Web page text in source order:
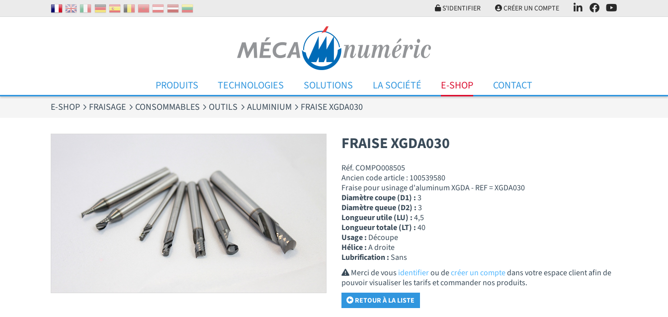
S'IDENTIFIER CRÉER UN COMPTE
PRODUITS TECHNOLOGIES SOLUTIONS LA SOCIÉTÉ E-SHOP CONTACT
E-SHOP FRAISAGE CONSOMMABLES OUTILS ALUMINIUM FRAISE XGDA030
FRAISE XGDA030
Réf. COMPO008505
Ancien code article : 100539580
Fraise pour usinage d'aluminum XGDA - REF = XGDA030
Diamètre coupe (D1) :3
Diamètre queue (D2) :3
Longueur utile (LU) :4,5
Longueur totale (LT) :40
Usage : Découpe
Hélice :A droite
Lubrification : Sans
Merci de vousidentifierou decréer un comptedans votre espace client afin de
pouvoir visualiser les tarifs et commander nos produits.
RETOUR À LA LISTE
Panneau de gestion des cookies